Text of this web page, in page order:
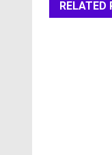
RELATED